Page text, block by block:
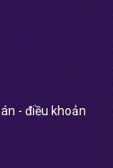
- điều khoản